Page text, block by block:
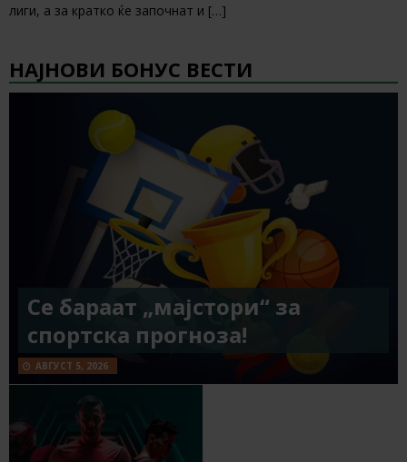
лиги, а за кратко ќе започнат и […]
НАЈНОВИ БОНУС ВЕСТИ
Се бараат „мајстори“ за
спортска прогноза!
АВГУСТ 5, 2026